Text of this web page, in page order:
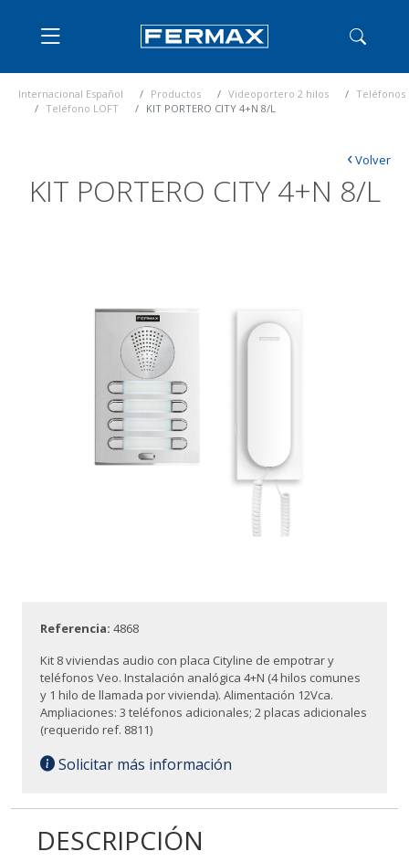
Internacional Español Productos Videoportero 2 hilos
Teléfonos
Teléfono LOFT
KIT PORTERO CITY 4+N 8/L
KIT PORTERO CITY 4+N 8/L
‹Volver
Referencia: 4868
Kit 8 viviendas audio con placa Cityline de empotrar y
teléfonos Veo. Instalación analógica 4+N (4 hilos comunes
y 1 hilo de llamada por vivienda). Alimentación 12Vca.
Ampliaciones: 3 teléfonos adicionales; 2 placas adicionales
(requerido ref. 8811)
Solicitar más información
DESCRIPCIÓN